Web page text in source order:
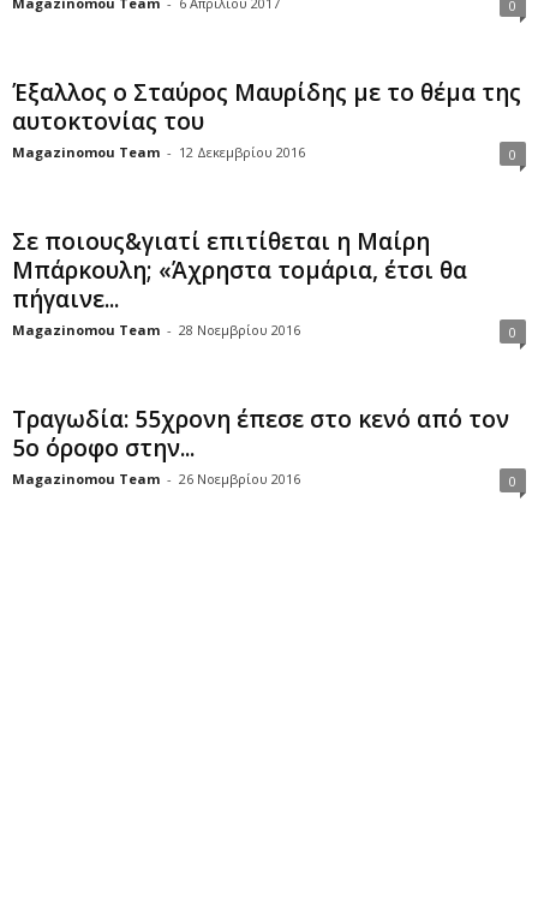
0
Έξαλλος ο Σταύρος Μαυρίδης με το θέμα της
αυτοκτονίας του
Magazinomou Team - 12 Δεκεμβρίου 2016 0
Σε ποιους&γιατί επιτίθεται η Μαίρη
Μπάρκουλη; «Άχρηστα τομάρια, έτσι θα
πήγαινε...
Magazinomou Team - 28 Νοεμβρίου 2016 0
Τραγωδία: 55χρονη έπεσε στο κενό από τον
5ο όροφο στην...
Magazinomou Team - 26 Νοεμβρίου 2016 0